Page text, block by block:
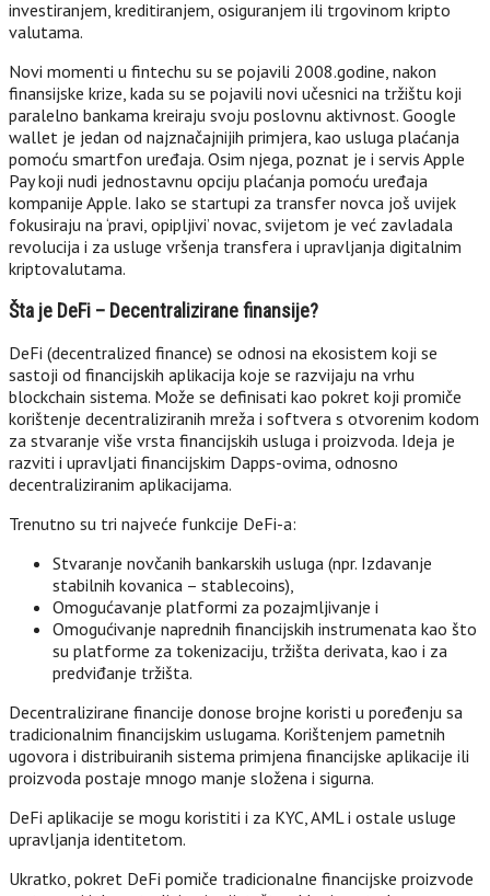
investiranjem, kreditiranjem, osiguranjem ili trgovinom kripto
valutama.
Novi momenti u fintechu su se pojavili 2008.godine, nakon
finansijske krize, kada su se pojavili novi učesnici na tržištu koji
paralelno bankama kreiraju svoju poslovnu aktivnost. Google
wallet je jedan od najznačajnijih primjera, kao usluga plaćanja
pomoću smartfon uređaja. Osim njega, poznat je i servis Apple
Pay koji nudi jednostavnu opciju plaćanja pomoću uređaja
kompanije Apple. Iako se startupi za transfer novca još uvijek
fokusiraju na ‘pravi, opipljivi’ novac, svijetom je već zavladala
revolucija i za usluge vršenja transfera i upravljanja digitalnim
kriptovalutama.
Šta je DeFi – Decentralizirane finansije?
DeFi (decentralized finance) se odnosi na ekosistem koji se
sastoji od financijskih aplikacija koje se razvijaju na vrhu
blockchain sistema. Može se definisati kao pokret koji promiče
korištenje decentraliziranih mreža i softvera s otvorenim kodom
za stvaranje više vrsta financijskih usluga i proizvoda. Ideja je
razviti i upravljati financijskim Dapps-ovima, odnosno
decentraliziranim aplikacijama.
Trenutno su tri najveće funkcije DeFi-a:
Stvaranje novčanih bankarskih usluga (npr. Izdavanje
stabilnih kovanica – stablecoins),
Omogućavanje platformi za pozajmljivanje i
Omogućivanje naprednih financijskih instrumenata kao što
su platforme za tokenizaciju, tržišta derivata, kao i za
predviđanje tržišta.
Decentralizirane financije donose brojne koristi u poređenju sa
tradicionalnim financijskim uslugama. Korištenjem pametnih
ugovora i distribuiranih sistema primjena financijske aplikacije ili
proizvoda postaje mnogo manje složena i sigurna.
DeFi aplikacije se mogu koristiti i za KYC, AML i ostale usluge
upravljanja identitetom.
Ukratko, pokret DeFi pomiče tradicionalne financijske proizvode